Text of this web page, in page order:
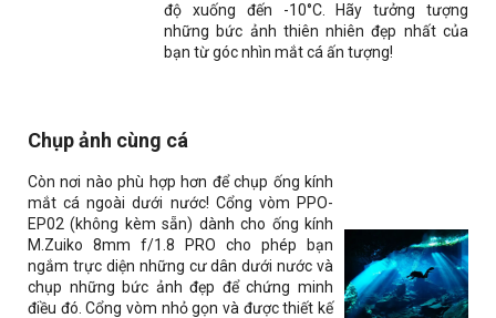
độ xuống đến -10°C. Hãy tưởng tượng
những bức ảnh thiên nhiên đẹp nhất của
bạn từ góc nhìn mắt cá ấn tượng!
Chụp ảnh cùng cá
Còn nơi nào phù hợp hơn để chụp ống kính
mắt cá ngoài dưới nước! Cổng vòm PPO-
EP02 (không kèm sẵn) dành cho ống kính
M.Zuiko 8mm f/1.8 PRO cho phép bạn
ngắm trực diện những cư dân dưới nước và
chụp những bức ảnh đẹp để chứng minh
điều đó. Cổng vòm nhỏ gọn và được thiết kế